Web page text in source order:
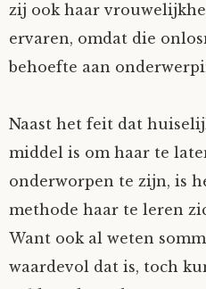
zij ook haar
ervaren, omdat die
behoefte aan
Naast het feit dat
middel is om haar te
onderworpen te zijn, is
methode haar te leren
Want ook al weten
waardevol dat is, toch